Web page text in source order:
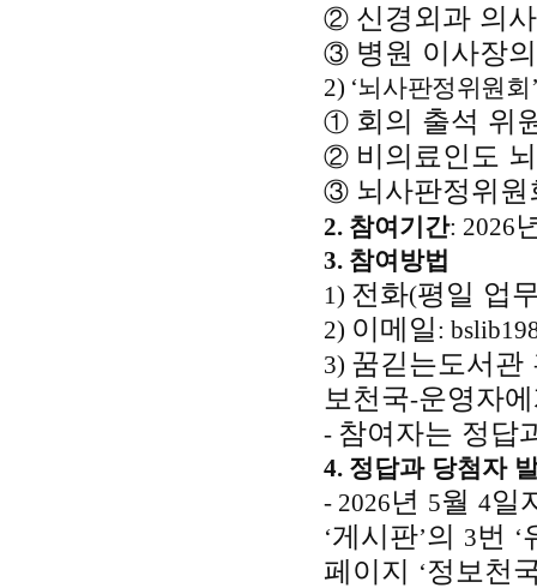
② 신경외과 의
③ 병원 이사장
2) ‘뇌사판정위원회
① 회의 출석 위
② 비의료인도
③ 뇌사판정위
2. 참여기간: 2026
3. 참여방법
1) 전화(평일 업
2) 이메일:
3) 꿈긷는도서관
보천국-운영자
- 참여자는 정답
4. 정답과 당첨자
- 2026년 5월 4일
‘게시판’의 3번 ‘
페이지
‘정보천